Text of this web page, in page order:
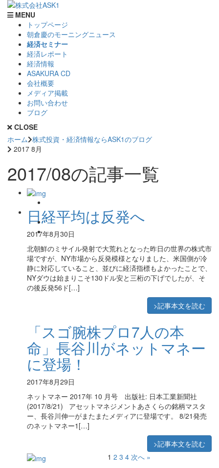
MENU
トップページ
朝倉慶のモーニングニュース
経済セミナー
経済レポート
経済情報
ASAKURA CD
会社概要
メディア掲載
お問い合わせ
ブログ
CLOSE
ホーム 株式投資・経済情報ならASK1のブログ
2017 8月
2017/08の記事一覧
日経平均は反発へ
2017年8月30日
北朝鮮のミサイル発射で大荒れとなった昨日の世界の株式市
場ですが、NY市場から反発模様となりました、米国側が冷
静に対応していること、並びに経済指標もよかったことで、
NYダウは始まりこそ130ドル安と三桁の下げでしたが、そ
の後反発56ド[…]
>記事本文を読む
「スゴ腕株プロ7人の本
命」長谷川がネットマネー
に登場！
2017年8月29日
ネットマネー 2017年 10 月号 出版社: 日本工業新聞社
(2017/8/21) アセットマネジメントあさくらの銘柄マスタ
ー、長谷川伸一がまたまたメディアに登場です。 8/21発売
のネットマネー1[…]
>記事本文を読む
1 2 3 4 次へ »